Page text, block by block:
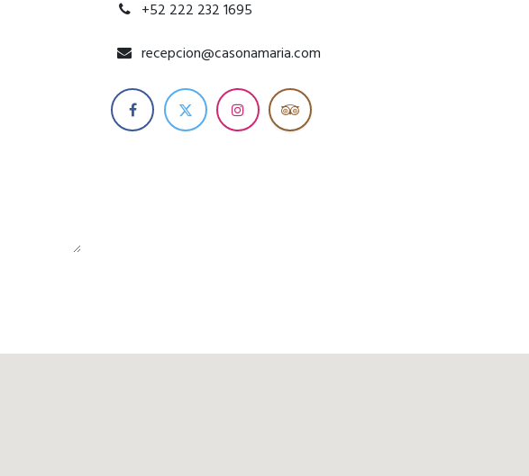
+52 222 232 1695
recepcion@casonamaria.com